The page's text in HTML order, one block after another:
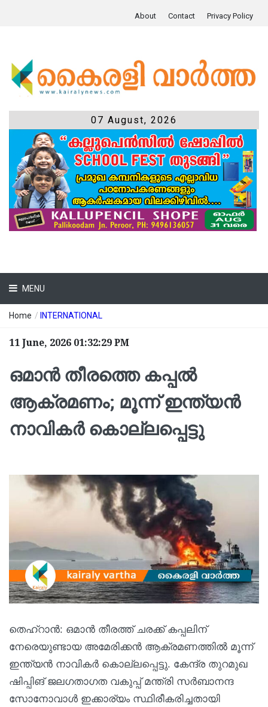
About Contact Privacy Policy
07 August, 2026
MENU
Home / INTERNATIONAL
11 June, 2026 01:32:29 PM
ഒമാന്‍ തീരത്തെ കപ്പല്‍
ആക്രമണം; മൂന്ന് ഇന്ത്യന്‍
നാവികര്‍ കൊല്ലപ്പെട്ടു
തെഹ്‌റാന്‍: ഒമാൻ തീരത്ത് ചരക്ക് കപ്പലിന്
നേരെയുണ്ടായ അമേരിക്കൻ ആക്രമണത്തിൽ മൂന്ന്
ഇന്ത്യന്‍ നാവികര്‍ കൊല്ലപ്പെട്ടു. കേന്ദ്ര തുറമുഖ
ഷിപ്പിങ് ജലഗതാഗത വകുപ്പ് മന്ത്രി സര്‍ബാനന്ദ
സോനോവാള്‍ ഇക്കാര്യം സ്ഥിരീകരിച്ചതായി